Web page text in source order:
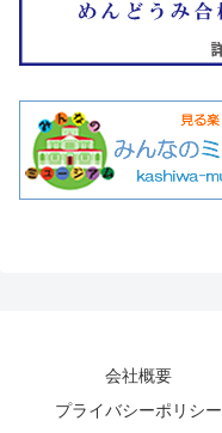
会社概要
プライバシーポリシー